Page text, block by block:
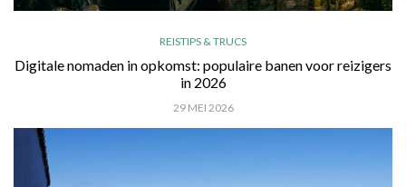
REISTIPS & TRUCS
Digitale nomaden in opkomst: populaire banen voor reizigers
in 2026
29 MEI 2026